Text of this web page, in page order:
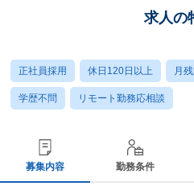
求人の
正社員採用 休日120日以上 月
学歴不問 リモート勤務応相談
募集内容 勤務条件